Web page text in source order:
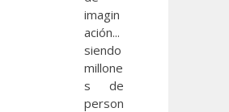
imagin
ación...
siendo
millone
s de
person